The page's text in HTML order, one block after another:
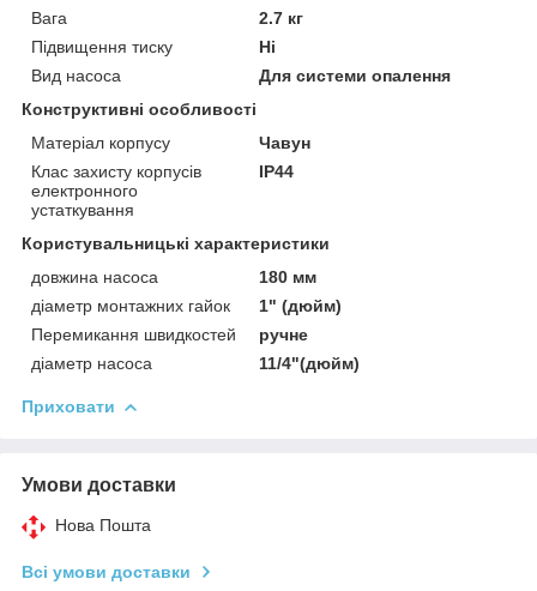
Вага
2.7 кг
Підвищення тиску
Ні
Вид насоса
Для системи опалення
Конструктивні особливості
Матеріал корпусу
Чавун
Клас захисту корпусів
електронного
устаткування
IP44
Користувальницькі характеристики
довжина насоса
180 мм
діаметр монтажних гайок
1" (дюйм)
Перемикання швидкостей
ручне
діаметр насоса
11/4"(дюйм)
Приховати
Умови доставки
Нова Пошта
Всі умови доставки